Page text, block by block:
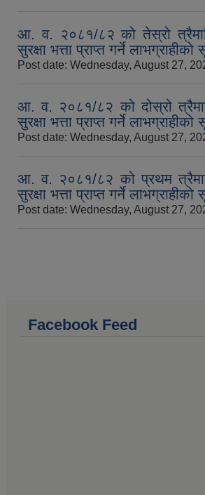
आ. व. २०८१/८२ को तेस्रो
सुरक्षा भत्ता प्राप्त गर्ने लाभग्राहीको
Post date: Wednesday, August 27,
आ. व. २०८१/८२ को दोस्रो
सुरक्षा भत्ता प्राप्त गर्ने लाभग्राहीको
Post date: Wednesday, August 27,
आ. व. २०८१/८२ को प्रथम
सुरक्षा भत्ता प्राप्त गर्ने लाभग्राहीको
Post date: Wednesday, August 27,
Facebook Feed